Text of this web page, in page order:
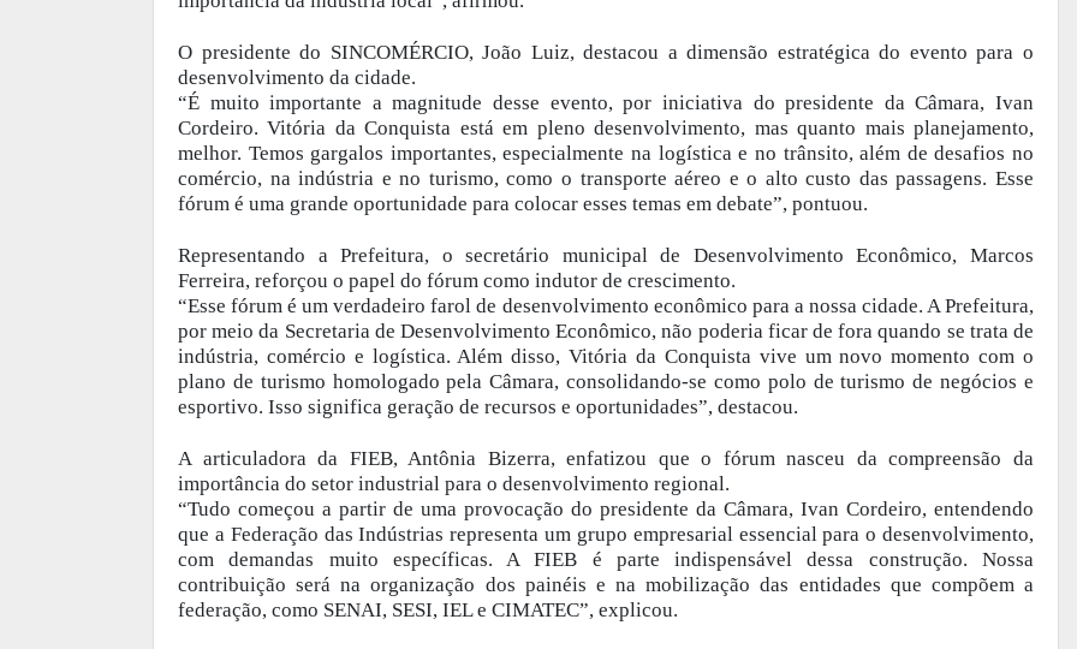
O presidente do SINCOMÉRCIO, João Luiz, destacou a dimensão estratégica do evento para o
desenvolvimento da cidade.
“É muito importante a magnitude desse evento, por iniciativa do presidente da Câmara, Ivan
Cordeiro. Vitória da Conquista está em pleno desenvolvimento, mas quanto mais planejamento,
melhor. Temos gargalos importantes, especialmente na logística e no trânsito, além de desafios no
comércio, na indústria e no turismo, como o transporte aéreo e o alto custo das passagens. Esse
fórum é uma grande oportunidade para colocar esses temas em debate”, pontuou.
Representando a Prefeitura, o secretário municipal de Desenvolvimento Econômico, Marcos
Ferreira, reforçou o papel do fórum como indutor de crescimento.
“Esse fórum é um verdadeiro farol de desenvolvimento econômico para a nossa cidade. A Prefeitura,
por meio da Secretaria de Desenvolvimento Econômico, não poderia ficar de fora quando se trata de
indústria, comércio e logística. Além disso, Vitória da Conquista vive um novo momento com o
plano de turismo homologado pela Câmara, consolidando-se como polo de turismo de negócios e
esportivo. Isso significa geração de recursos e oportunidades”, destacou.
A articuladora da FIEB, Antônia Bizerra, enfatizou que o fórum nasceu da compreensão da
importância do setor industrial para o desenvolvimento regional.
“Tudo começou a partir de uma provocação do presidente da Câmara, Ivan Cordeiro, entendendo
que a Federação das Indústrias representa um grupo empresarial essencial para o desenvolvimento,
com demandas muito específicas. A FIEB é parte indispensável dessa construção. Nossa
contribuição será na organização dos painéis e na mobilização das entidades que compõem a
federação, como SENAI, SESI, IEL e CIMATEC”, explicou.